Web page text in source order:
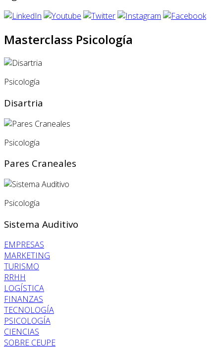
Masterclass Psicología
Psicología
Disartria
Psicología
Pares Craneales
Psicología
Sistema Auditivo
EMPRESAS
MARKETING
TURISMO
RRHH
LOGÍSTICA
FINANZAS
TECNOLOGÍA
PSICOLOGÍA
CIENCIAS
SOBRE CEUPE